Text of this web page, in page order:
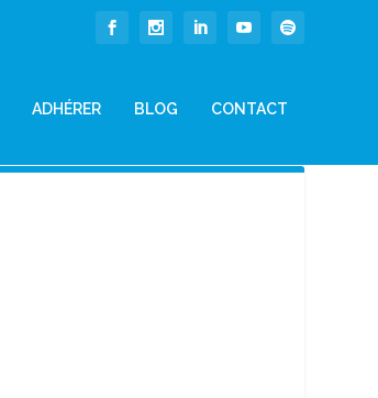
ADHÉRER BLOG CONTACT